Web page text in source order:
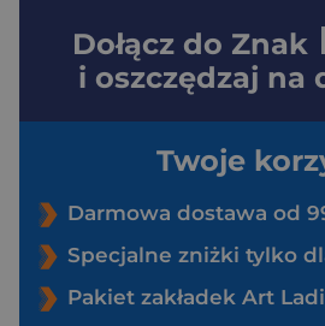
Dołącz do Znak
i oszczędzaj na
Twoje
Darmowa dostawa od
Specjalne zniżki tylko
Pakiet zakładek Art